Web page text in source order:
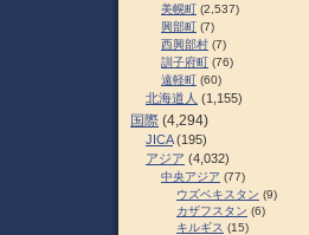
美幌町 (2,537)
興部町 (7)
西興部村 (7)
訓子府町 (76)
遠軽町 (60)
北海道人 (1,155)
国際 (4,294)
JICA(195)
アジア (4,032)
中央アジア (77)
ウズベキスタン (9)
カザフスタン (6)
キルギス (15)